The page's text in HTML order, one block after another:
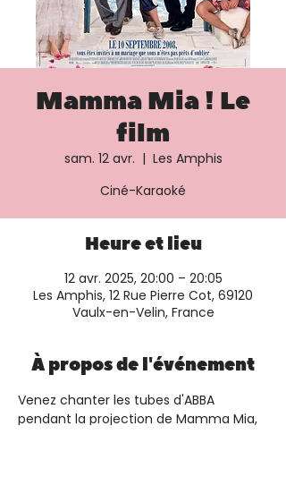
Mamma Mia ! Le
film
sam. 12 avr.
  |
Les Amphis
Ciné-Karaoké
Heure et lieu
12 avr. 2025, 20:00 – 20:05
Les Amphis, 12 Rue Pierre Cot, 69120
Vaulx-en-Velin, France
À propos de l'événement
Venez chanter les tubes d'ABBA
pendant la projection de Mamma Mia,